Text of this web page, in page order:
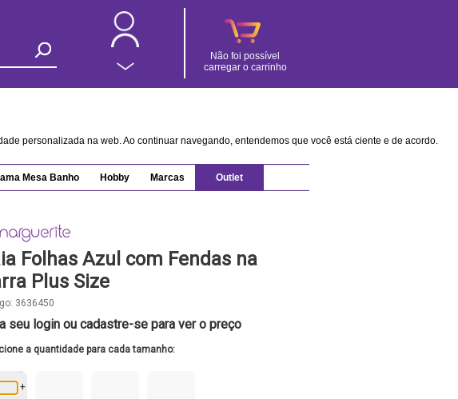
Não foi possível
carregar o carrinho
personalizada na web. Ao continuar navegando, entendemos que você está ciente e de acordo.
Mesa Banho Hobby Marcas Outlet
Folhas Azul com Fendas na
Plus Size
3636450
seu login ou cadastre-se para ver o preço
a quantidade para cada tamanho:
+